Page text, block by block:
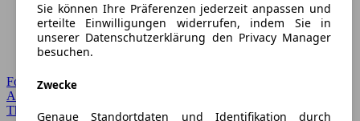
Forum Startseite
Alle Auto-Foren
Themen-Forum
Sie können Ihre Präferenzen jederzeit anpassen und
erteilte Einwilligungen widerrufen, indem Sie in
unserer Datenschutzerklärung den Privacy Manager
besuchen.
Zwecke
Genaue Standortdaten und Identifikation durch